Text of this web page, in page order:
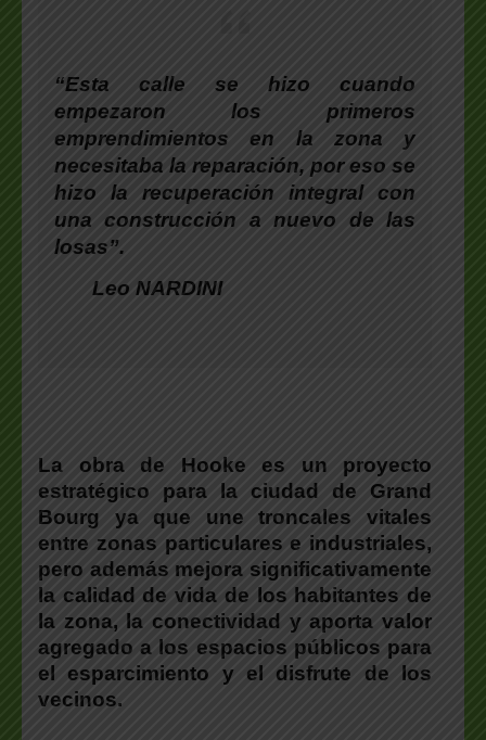
“Esta calle se hizo cuando
empezaron los primeros
emprendimientos en la zona y
necesitaba la reparación, por eso se
hizo la recuperación integral con
una construcción a nuevo de las
losas”.
Leo NARDINI
La obra de Hooke es un proyecto
estratégico para la ciudad de Grand
Bourg ya que une troncales vitales
entre zonas particulares e industriales,
pero además mejora significativamente
la calidad de vida de los habitantes de
la zona, la conectividad y aporta valor
agregado a los espacios públicos para
el esparcimiento y el disfrute de los
vecinos.